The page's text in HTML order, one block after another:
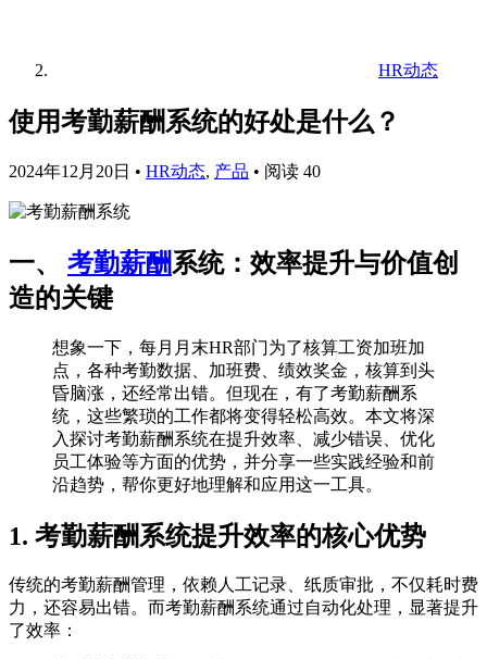
HR动态
使用考勤薪酬系统的好处是什么？
2024年12月20日 • HR动态, 产品 • 阅读 40
一、 考勤薪酬系统：效率提升与价值创
造的关键
想象一下，每月月末HR部门为了核算工资加班加
点，各种考勤数据、加班费、绩效奖金，核算到头
昏脑涨，还经常出错。但现在，有了考勤薪酬系
统，这些繁琐的工作都将变得轻松高效。本文将深
入探讨考勤薪酬系统在提升效率、减少错误、优化
员工体验等方面的优势，并分享一些实践经验和前
沿趋势，帮你更好地理解和应用这一工具。
1. 考勤薪酬系统提升效率的核心优势
传统的考勤薪酬管理，依赖人工记录、纸质审批，不仅耗时费
力，还容易出错。而考勤薪酬系统通过自动化处理，显著提升
了效率：